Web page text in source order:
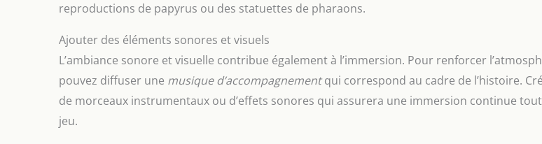
reproductions de papyrus ou des statuettes de pharaons.
Ajouter des éléments sonores et visuels
L’ambiance sonore et visuelle contribue également à l’immersion. Pour renforcer
pouvez diffuser une musique d’accompagnementqui correspond au cadre de l’histoire.
de morceaux instrumentaux ou d’effets sonores qui assurera une immersion continue
jeu.